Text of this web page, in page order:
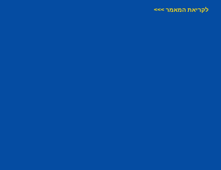
לקריאת המאמר >>>